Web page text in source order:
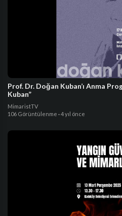
Prof. Dr. Doğan Kuban’ı Anma
Kuban”
MimaristTV
106 Görüntülenme ·4 yıl önce